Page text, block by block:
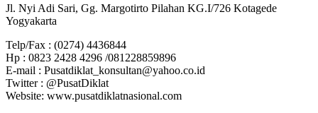
Jl. Nyi Adi Sari, Gg. Margotirto Pilahan KG.I/726 Kotagede
Yogyakarta
Telp/Fax : (0274) 4436844
Hp : 0823 2428 4296 /081228859896
E-mail : Pusatdiklat_konsultan@yahoo.co.id
Twitter : @PusatDiklat
Website: www.pusatdiklatnasional.com